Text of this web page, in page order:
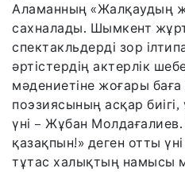
Аламанның «Жалқаудың
сахналады. Шымкент
спектакльдерді зор
әртістердің актерлік
мәдениетіне жоғары баға
поэзиясының асқар
үні – Жұбан
қазақпын!» деген отты
тұтас халықтың намысы